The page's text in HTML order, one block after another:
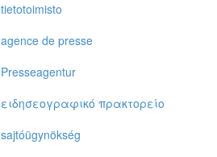
tietotoimisto
agence de presse
Presseagentur
ειδησεoγραφικό πρακτoρείo
sajtóügynökség